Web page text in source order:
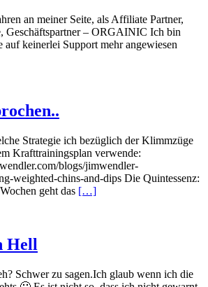
an meiner Seite, als Affiliate Partner,
Geschäftspartner – ORGAINIC Ich bin
auf keinerlei Support mehr angewiesen
Strategie ich bezüglich der Klimmzüge
Krafttrainingsplan verwende:
blogs/jimwendler-
weighted-chins-and-dips Die Quintessenz:
geht das […]
Hell
Schwer zu sagen.Ich glaub wenn ich die